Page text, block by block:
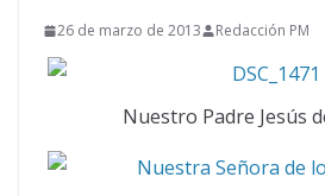
26 de marzo de 2013 Redacción PM
Nuestro Padre Jesús